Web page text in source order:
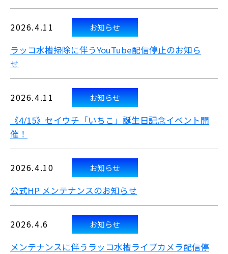
2026.4.11 お知らせ
ラッコ水槽掃除に伴うYouTube配信停止のお知ら
せ
2026.4.11 お知らせ
《4/15》セイウチ「いちこ」誕生日記念イベント開
催！
2026.4.10 お知らせ
公式HP メンテナンスのお知らせ
2026.4.6 お知らせ
メンテナンスに伴うラッコ水槽ライブカメラ配信停